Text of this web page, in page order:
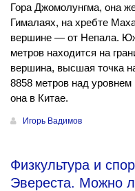
Гора Джомолунгма, она
Гималаях, на хребте
вершине — от Непала.
метров находится на
вершина, высшая точка
8858 метров над
она в Китае.
Игорь Вадимов
Физкультура и
Эвереста. Можно